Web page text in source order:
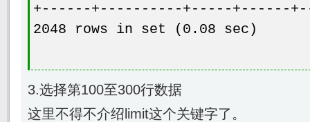
+------+----------+-----+------
2048 rows in set (0.08 sec)
3.选择第100至300行数据
这里不得不介绍limit这个关键字了。